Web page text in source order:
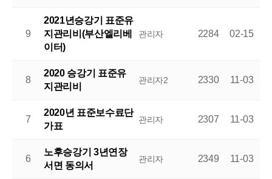
9
2021년승강기 표준유
지관리비(부산엘리베
이터)
관리자 2284 02-15
8
2020 승강기 표준유
지관리비
관리자2 2330 11-03
7
2020년 표준보수료단
가표
관리자 2307 11-03
6
노후승강기 3년연장
서면 동의서
관리자 2349 11-03